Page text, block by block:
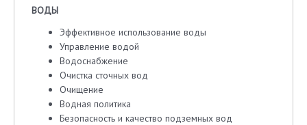
ВОДЫ
Эффективное использование воды
Управление водой
Водоснабжение
Очистка сточных вод
Очищение
Водная политика
Безопасность и качество подземных вод